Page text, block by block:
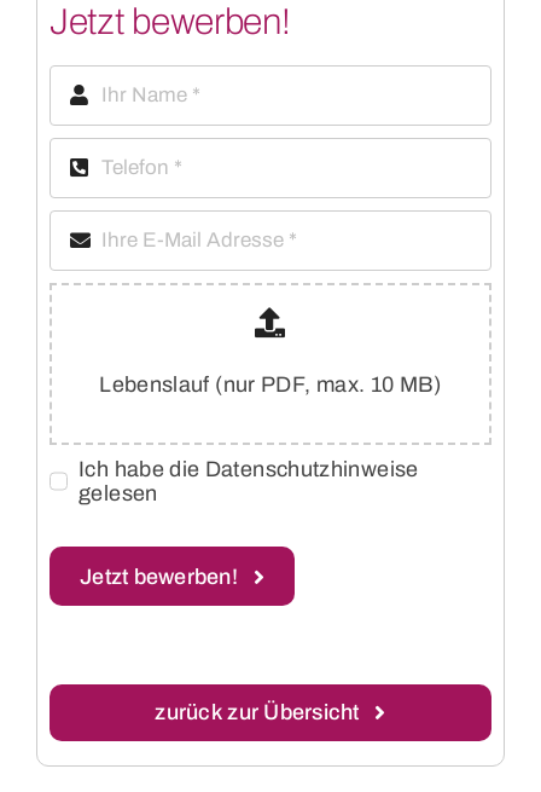
Jetzt bewerben!
Lebenslauf (nur PDF, max. 10 MB)
Ich habe die Datenschutzhinweise
gelesen
Jetzt bewerben!
zurück zur Übersicht